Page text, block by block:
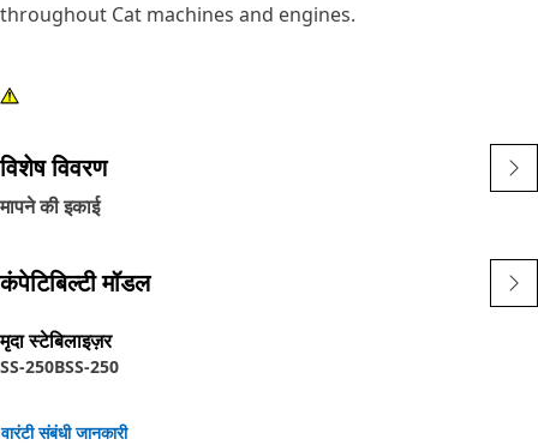
throughout Cat machines and engines.
विशेष विवरण
मापने की इकाई
कंपेटिबिल्टी मॉडल
मृदा स्टेबिलाइज़र
SS-250BSS-250
वारंटी संबंधी जानकारी